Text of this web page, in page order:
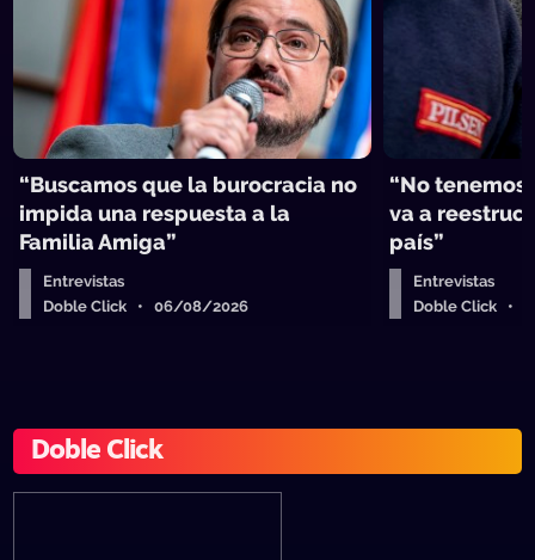
“Buscamos que la burocracia no
impida una respuesta a la
Familia Amiga”
Entrevistas
Doble Click • 06/08/2026
“No tenemos
va a
país”
Entrevistas
Doble Click •
Doble Click